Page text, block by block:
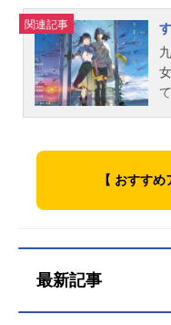
s
R
関連記事
【 おすす
最新記事